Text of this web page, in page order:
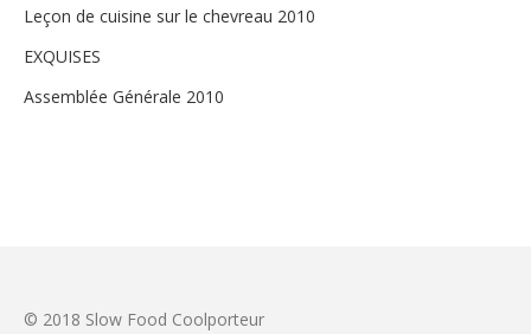
Leçon de cuisine sur le chevreau 2010
EXQUISES
Assemblée Générale 2010
© 2018 Slow Food Coolporteur